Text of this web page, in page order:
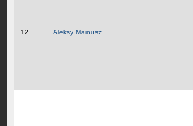
12 Aleksy Mainusz